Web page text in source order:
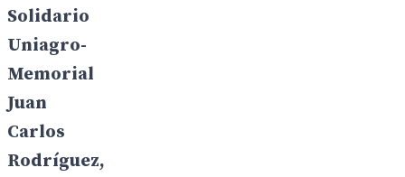
Solidario
Uniagro-
Memorial
Juan
Carlos
Rodríguez,